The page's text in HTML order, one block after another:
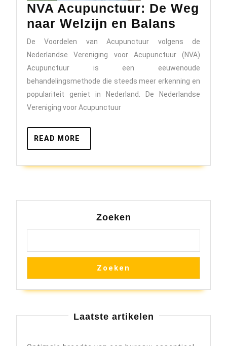
NVA Acupunctuur: De Weg
naar Welzijn en Balans
De
Weg
naar
Welzijn
De Voordelen van Acupunctuur volgens de
Nederlandse Vereniging voor Acupunctuur (NVA)
Acupunctuur is een eeuwenoude
behandelingsmethode die steeds meer erkenning en
populariteit geniet in Nederland. De Nederlandse
Vereniging voor Acupunctuur
READ MORE
MORE
Zoeken
Zoeken
Laatste artikelen